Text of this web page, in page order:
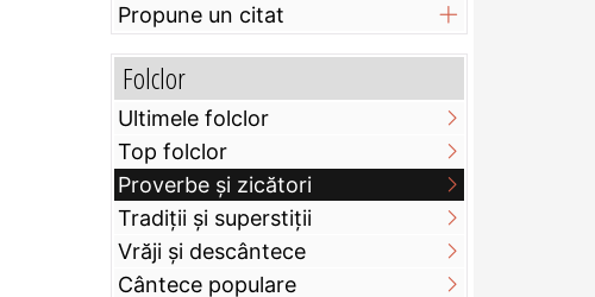
Propune un citat
Folclor
Ultimele folclor
Top folclor
Proverbe și zicători
Tradiții și superstiții
Vrăji și descântece
Cântece populare